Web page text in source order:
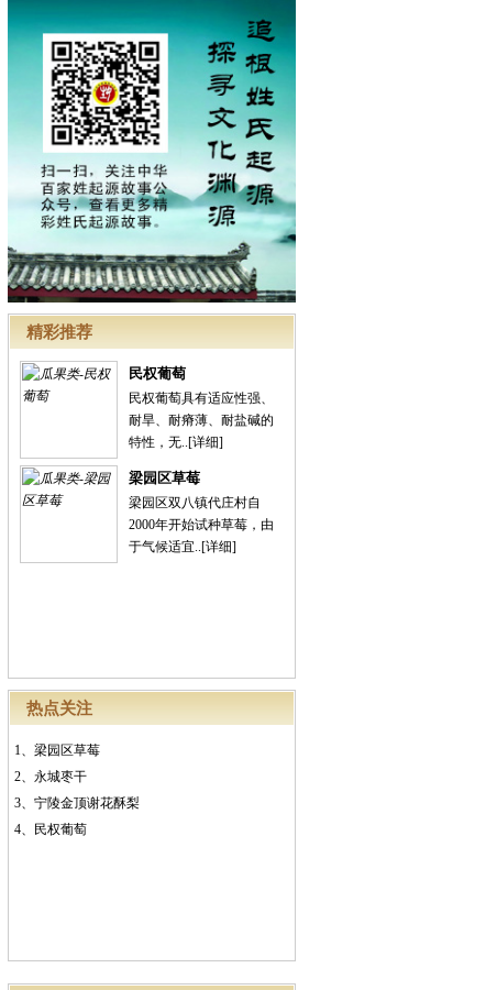
精彩推荐
民权葡萄
民权葡萄具有适应性强、
耐旱、耐瘠薄、耐盐碱的
特性，无..[详细]
梁园区草莓
梁园区双八镇代庄村自
2000年开始试种草莓，由
于气候适宜..[详细]
热点关注
1、 梁园区草莓
2、 永城枣干
3、 宁陵金顶谢花酥梨
4、
民权葡萄